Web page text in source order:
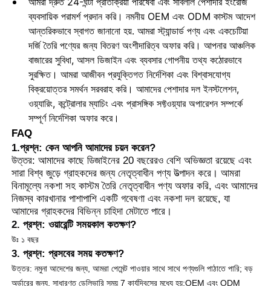
ব্যবসায়িক পরামর্শ প্রদান করি। নমনীয় OEM এবং ODM কাস্টম আদেশ
আন্তরিকভাবে স্বাগত জানানো হয়. আমরা স্ট্যান্ডার্ড পণ্য এবং একচেটিয়া
দর্জি তৈরি পণ্যের জন্য বিতরণ অংশীদারিত্ব অফার করি। আপনার আঞ্চলিক
বাজারের সুবিধা, আসল ডিজাইন এবং ব্যবসার গোপনীয় তথ্য কঠোরভাবে
সুরক্ষিত। আমরা আজীবন প্রযুক্তিগত নির্দেশিকা এবং বিশ্বাসযোগ্য
বিক্রয়োত্তর সমর্থন সরবরাহ করি। আমাদের পেশাদার দল ইনস্টলেশন,
ওয়্যারিং, কন্ট্রোলার ম্যাচিং এবং প্রাসঙ্গিক সফ্টওয়্যার অপারেশন সম্পর্কে
সম্পূর্ণ নির্দেশিকা অফার করে।
FAQ
1.প্রশ্ন: কেন আপনি আমাদের চয়ন করেন?
উত্তর: আমাদের কাছে ডিজাইনের 20 বছরেরও বেশি অভিজ্ঞতা রয়েছে এবং
সারা বিশ্ব জুড়ে গ্রাহকদের জন্য নেতৃত্বাধীন পণ্য উত্পাদন করে। আমরা
বিনামূল্যে নকশা সহ কাস্টম তৈরি নেতৃত্বাধীন পণ্য অফার করি, এবং আমাদের
নিজস্ব কারখানার পাশাপাশি একটি গবেষণা এবং নকশা দল রয়েছে, যা
আমাদের গ্রাহকদের বিভিন্ন চাহিদা মেটাতে পারে।
2. প্রশ্ন: ওয়ারেন্টি সময়কাল কতক্ষণ?
উঃ ১ বছর
3. প্রশ্ন: প্রসবের সময় কতক্ষণ?
উত্তর: নমুনা আদেশের জন্য, আমরা পেমেন্ট পাওয়ার সাথে সাথে পণ্যগুলি পাঠাতে পারি; বড়
অর্ডারের জন্য, সাধারণত ডেলিভারি সময় 7 কার্যদিবসের মধ্যে হয়;OEM এবং ODM